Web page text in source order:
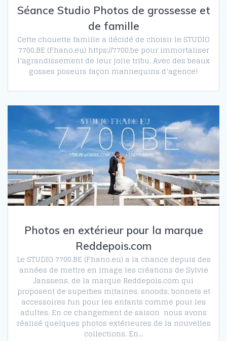
Séance Studio Photos de grossesse et
de famille
Cette chouette famille a décidé de choisir le STUDIO
7700.BE (Fhano.eu) https://7700.be pour immortaliser
l’agrandissement de leur jolie tribu. Avec des beaux
gosses poseurs façon mannequins d’agence!
Photos en extérieur pour la marque
Reddepois.com
Le STUDIO 7700.BE (Fhano.eu) a la chance depuis des
années de mettre en image les créations de Sylvie
Janssens, de la marque Reddepois.com qui
proposent de superbes mitaines, snoods, bonnets et
accessoires fun pour les enfants comme pour les
adultes. En ce changement de saison nous avons
réalisé quelques photos extérieures de la nouvelles
collections. En…